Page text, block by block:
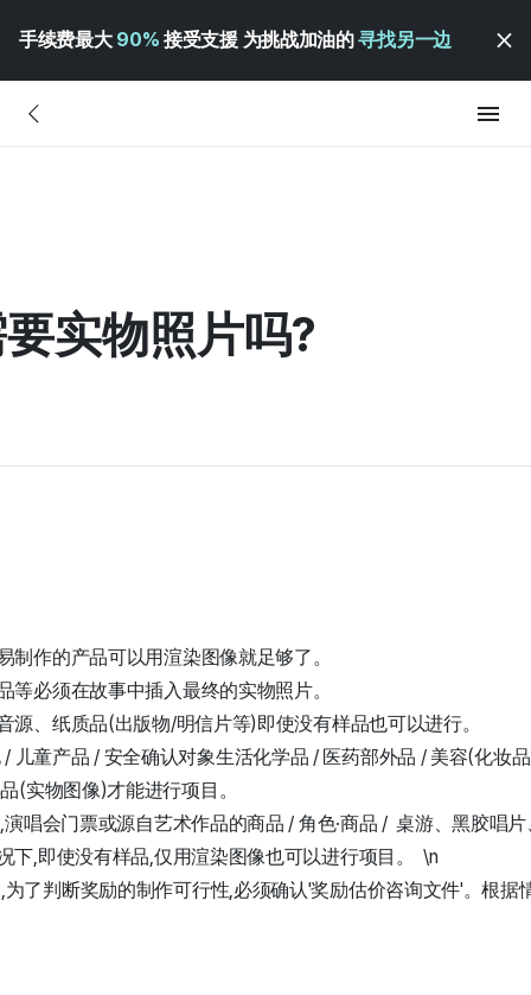
手续费最大 90% 接受支援 为挑战加油的寻找另一边
实物照片吗?
制作的产品可以用渲染图像就足够了。
等必须在故事中插入最终的实物照片。
源、纸质品(出版物/明信片等)即使没有样品也可以进行。
/ 儿童产品 / 安全确认对象生活化学品 / 医药部外品 / 美容(化妆
(实物图像)才能进行项目。
演唱会门票或源自艺术作品的商品 / 角色·商品 / 桌游、黑胶唱
下,即使没有样品,仅用渲染图像也可以进行项目。 \n
了判断奖励的制作可行性,必须确认'奖励估价咨询文件'。根据